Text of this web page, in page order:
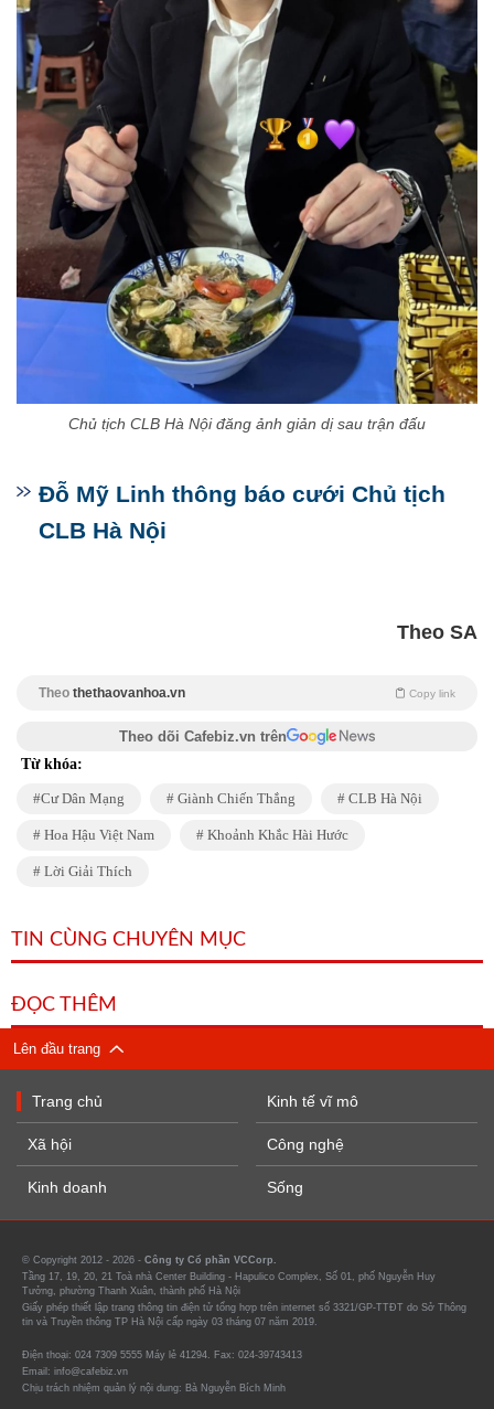
Chủ tịch CLB Hà Nội đăng ảnh giản dị sau trận đấu
Đỗ Mỹ Linh thông báo cưới Chủ tịch
CLB Hà Nội
Theo SA
Theo thethaovanhoa.vn Copy link
Theo dõi Cafebiz.vn trên
Từ khóa:
Cư Dân Mạng Giành Chiến Thắng CLB Hà Nội
Hoa Hậu Việt Nam Khoảnh Khắc Hài Hước
Lời Giải Thích
TIN CÙNG CHUYÊN MỤC
ĐỌC THÊM
Lên đầu trang
Trang chủ
Xã hội
Kinh doanh
Kinh tế vĩ mô
Công nghệ
Sống
© Copyright 2012 - 2026 - Công ty Cổ phần VCCorp.
Tầng 17, 19, 20, 21 Toà nhà Center Building - Hapulico Complex, Số 01, phố Nguyễn Huy
Tưởng, phường Thanh Xuân, thành phố Hà Nội
Giấy phép thiết lập trang thông tin điện tử tổng hợp trên internet số 3321/GP-TTĐT do Sở Thông
tin và Truyền thông TP Hà Nội cấp ngày 03 tháng 07 năm 2019.
Điện thoại: 024 7309 5555 Máy lẻ 41294. Fax: 024-39743413
Email: info@cafebiz.vn
Chịu trách nhiệm quản lý nội dung: Bà Nguyễn Bích Minh